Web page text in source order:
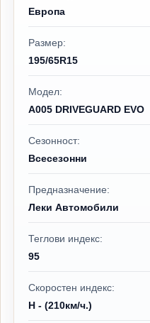
Европа
Размер:
195/65R15
Модел:
A005 DRIVEGUARD EVO
Сезонност:
Всесезонни
Предназначение:
Леки Автомобили
Теглови индекс:
95
Скоростен индекс:
H - (210км/ч.)